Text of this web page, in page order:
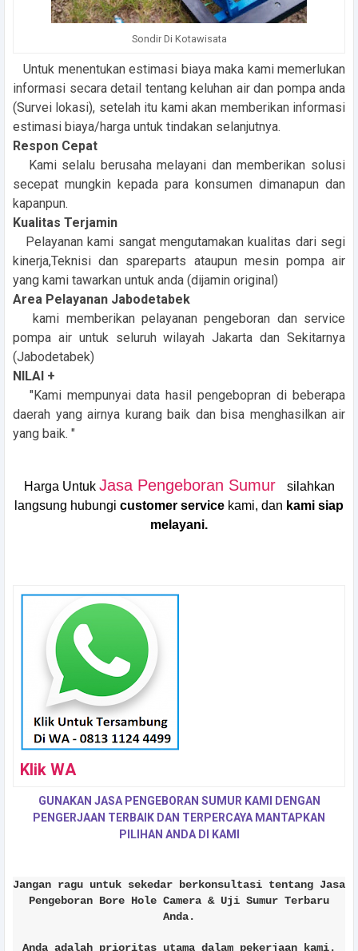
Sondir Di Kotawisata
Untuk menentukan estimasi biaya maka kami memerlukan
informasi secara detail tentang keluhan air dan pompa anda
(Survei lokasi), setelah itu kami akan memberikan informasi
estimasi biaya/harga untuk tindakan selanjutnya.
Respon Cepat
Kami selalu berusaha melayani dan memberikan solusi
secepat mungkin kepada para konsumen dimanapun dan
kapanpun.
Kualitas Terjamin
Pelayanan kami sangat mengutamakan kualitas dari segi
kinerja,Teknisi dan spareparts ataupun mesin pompa air
yang kami tawarkan untuk anda (dijamin original)
Area Pelayanan Jabodetabek
kami memberikan pelayanan pengeboran dan service
pompa air untuk seluruh wilayah Jakarta dan Sekitarnya
(Jabodetabek)
NILAI +
"Kami mempunyai data hasil pengebopran di beberapa
daerah yang airnya kurang baik dan bisa menghasilkan air
yang baik. "
Harga Untuk Jasa Pengeboran Sumur
silahkan
langsung hubungi customer service kami, dan kami siap
melayani.
Klik WA
GUNAKAN JASA PENGEBORAN SUMUR KAMI DENGAN
PENGERJAAN TERBAIK DAN TERPERCAYA MANTAPKAN
PILIHAN ANDA DI KAMI
Jangan ragu untuk sekedar berkonsultasi tentang Jasa
Pengeboran Bore Hole Camera & Uji Sumur Terbaru
Anda.
Anda adalah prioritas utama dalam pekerjaan kami.